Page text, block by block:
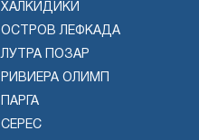
ХАЛКИДИКИ
ОСТРОВ ЛЕФКАДА
ЛУТРА ПОЗАР
РИВИЕРА ОЛИМП
ПАРГА
СЕРЕС